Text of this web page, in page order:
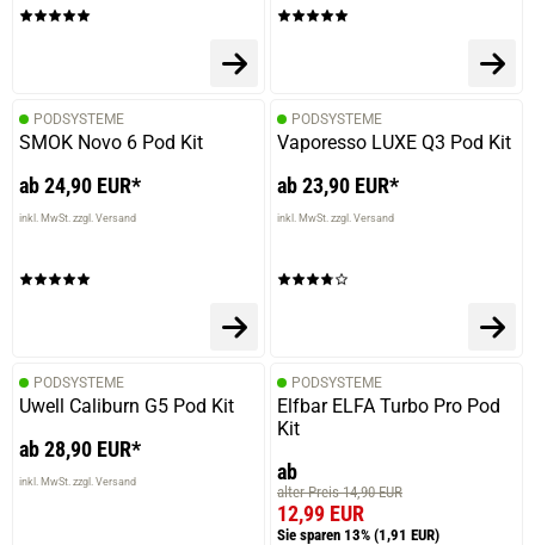
PODSYSTEME
SMOK Novo 6 Pod Kit
ab 24,90 EUR*
inkl. MwSt. zzgl. Versand
PODSYSTEME
Vaporesso LUXE Q3 Pod Kit
ab 23,90 EUR*
inkl. MwSt. zzgl. Versand
PODSYSTEME
Uwell Caliburn G5 Pod Kit
ab 28,90 EUR*
inkl. MwSt. zzgl. Versand
PODSYSTEME
Elfbar ELFA Turbo Pro Pod
Kit
ab
alter Preis 14,90 EUR
12,99 EUR
Sie sparen 13% (1,91 EUR)